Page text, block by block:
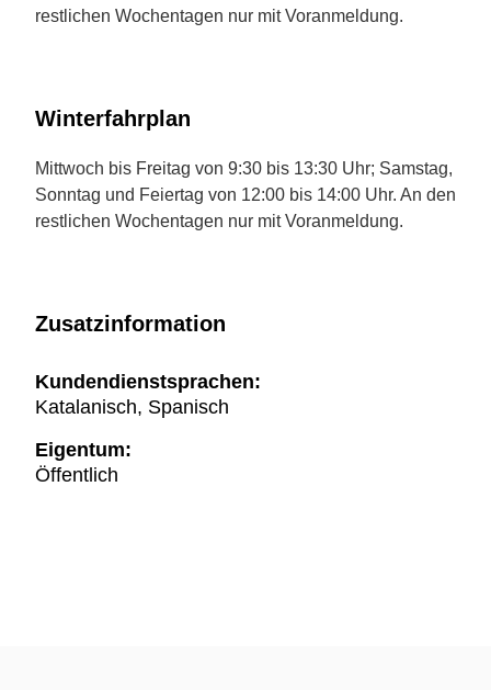
restlichen Wochentagen nur mit Voranmeldung.
Winterfahrplan
Mittwoch bis Freitag von 9:30 bis 13:30 Uhr; Samstag,
Sonntag und Feiertag von 12:00 bis 14:00 Uhr. An den
restlichen Wochentagen nur mit Voranmeldung.
Zusatzinformation
Kundendienstsprachen:
Katalanisch, Spanisch
Eigentum:
Öffentlich